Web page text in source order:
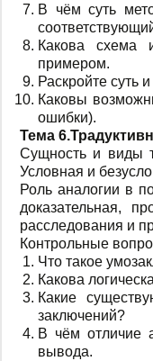
В чём суть
Какова схема
примером.
Раскройте суть
Каковы
ошибки).
Тема
Сущность и виды
Условная и
Роль аналогии в
доказательная,
расследования и
Контрольные
Что такое
Какова
Какие
заключений?
В чём отличие
вывода.